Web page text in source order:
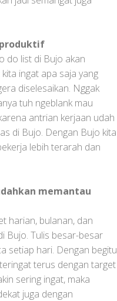
do list di Bujo akan
ingat apa saja yang
diselesaikan. Nggak
tuh ngeblank mau
antrian kerjaan udah
di Bujo. Dengan Bujo kita
lebih terarah dan
memantau
harian, bulanan, dan
Bujo. Tulis besar-besar
setiap hari. Dengan begitu
terus dengan target
sering ingat, maka
juga dengan